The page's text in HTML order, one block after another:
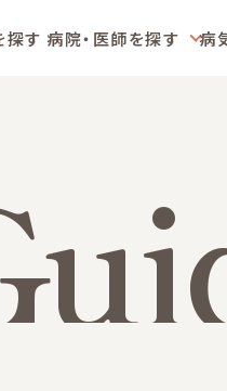
探す 病院・医師を探す 病